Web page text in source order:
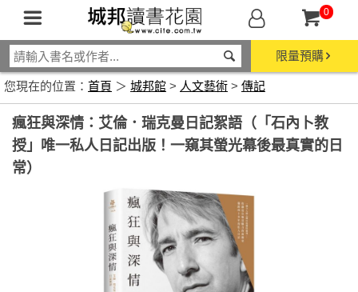
0
限量預購
您現在的位置： 首頁 ＞ 城邦館 > 人文藝術 > 傳記
瘋狂與深情：艾倫．瑞克曼日記絮語（「石內卜教
授」唯一私人日記出版！一窺其螢光幕後最真實的日
常）